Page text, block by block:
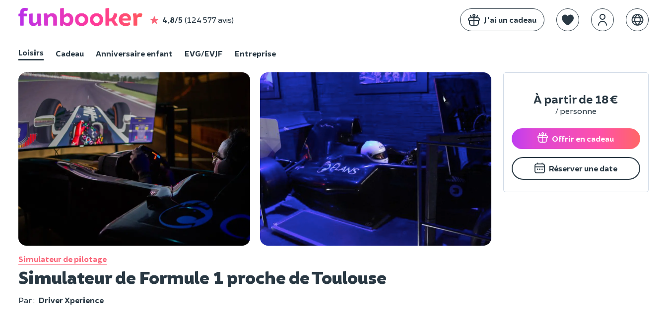
4,8/5 (124 577 avis) J'ai un cadeau
Loisirs Cadeau Anniversaire enfant EVG/EVJF Entreprise
Voir les photos
Simulateur de pilotage
Simulateur de Formule 1 proche de Toulouse
Par : Driver Xperience
À partir de 18 €
/ personne
Offrir en cadeau
Réserver une date